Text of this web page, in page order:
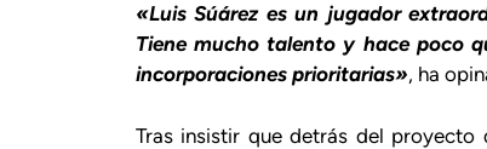
«Luis Súárez es un jugador
Tiene mucho talento y hace poco
incorporaciones prioritarias», ha
Tras insistir que detrás del proyecto